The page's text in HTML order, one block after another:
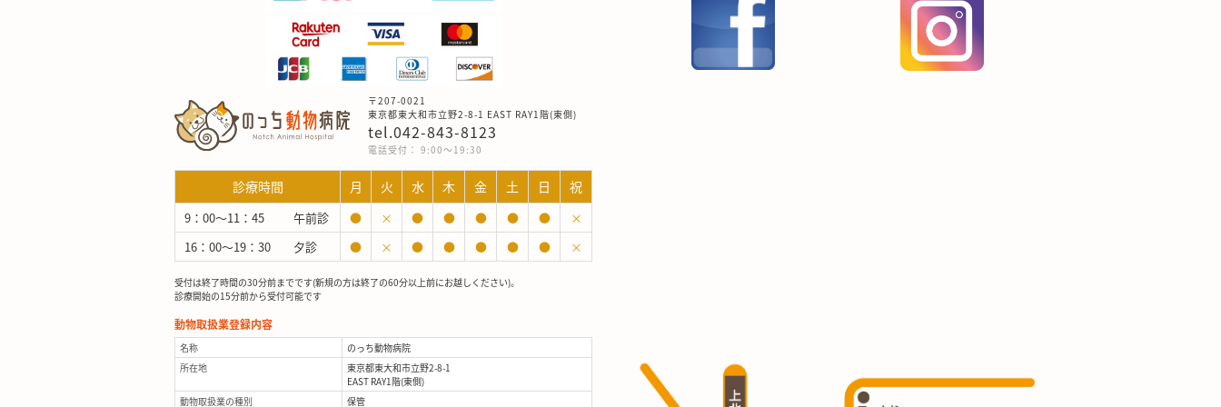
〒207-0021
東京都東大和市立野2-8-1 EAST RAY1階(東側)
tel.042-843-8123
電話受付： 9:00～19:30
診療時間 月 火 水 木 金 土 日 祝
9：00～11：45 午前診 ● × ● ● ● ● ●
×
16：00～19：30
夕診 ● × ● ● ● ● ● ×
受付は終了時間の30分前までです(新規の方は終了の60分以上前にお越しください)。
診療開始の15分前から受付可能です
動物取扱業登録内容
名称
のっち動物病院
所在地
東京都東大和市立野2-8-1
EAST RAY1階(東側)
動物取扱業の種別
保管